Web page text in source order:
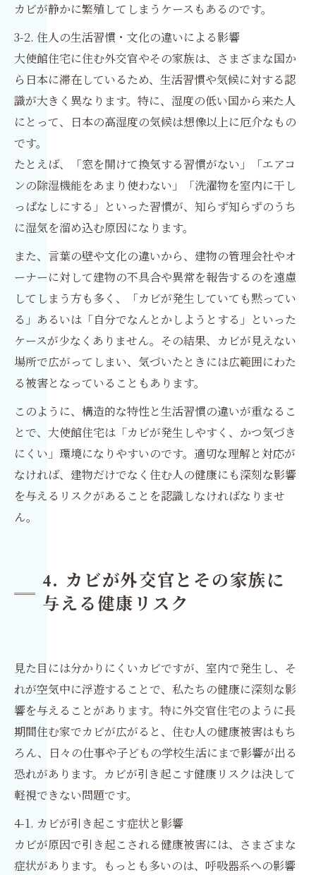
カビが静かに繁殖してしまうケースもあるのです。
3-2. 住人の生活習慣・文化の違いによる影響
大使館住宅に住む外交官やその家族は、さまざまな国か
ら日本に滞在しているため、生活習慣や気候に対する認
識が大きく異なります。特に、湿度の低い国から来た人
にとって、日本の高湿度の気候は想像以上に厄介なもの
です。
たとえば、「窓を開けて換気する習慣がない」「エアコ
ンの除湿機能をあまり使わない」「洗濯物を室内に干し
っぱなしにする」といった習慣が、知らず知らずのうち
に湿気を溜め込む原因になります。
また、言葉の壁や文化の違いから、建物の管理会社やオ
ーナーに対して建物の不具合や異常を報告するのを遠慮
してしまう方も多く、「カビが発生していても黙ってい
る」あるいは「自分でなんとかしようとする」といった
ケースが少なくありません。その結果、カビが見えない
場所で広がってしまい、気づいたときには広範囲にわた
る被害となっていることもあります。
このように、構造的な特性と生活習慣の違いが重なるこ
とで、大使館住宅は「カビが発生しやすく、かつ気づき
にくい」環境になりやすいのです。適切な理解と対応が
なければ、建物だけでなく住む人の健康にも深刻な影響
を与えるリスクがあることを認識しなければなりませ
ん。
4. カビが外交官とその家族に
与える健康リスク
見た目には分かりにくいカビですが、室内で発生し、そ
れが空気中に浮遊することで、私たちの健康に深刻な影
響を与えることがあります。特に外交官住宅のように長
期間住む家でカビが広がると、住む人の健康被害はもち
ろん、日々の仕事や子どもの学校生活にまで影響が出る
恐れがあります。カビが引き起こす健康リスクは決して
軽視できない問題です。
4-1. カビが引き起こす症状と影響
カビが原因で引き起こされる健康被害には、さまざまな
症状があります。もっとも多いのは、呼吸器系への影響